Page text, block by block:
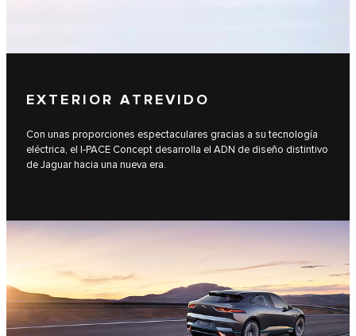
EXTERIOR ATREVIDO
Con unas proporciones espectaculares gracias a su tecnología
eléctrica, el I‑PACE Concept desarrolla el ADN de diseño distintivo
de Jaguar hacia una nueva era.